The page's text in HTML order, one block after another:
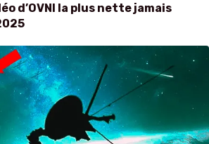
d’OVNI la plus nette jamais